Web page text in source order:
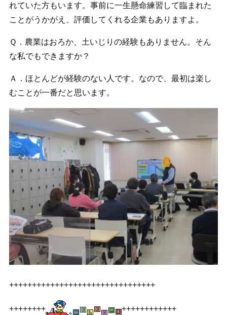
れていた方もいます。事前に一生懸命練習して臨まれた
ことがうかがえ、評価してくれる企業もありますよ。
Ｑ．農業はおろか、土いじりの経験もありません。そん
な私でもできますか？
Ａ．ほとんどが経験のない人です。なので、最初は楽し
むことが一番だと思います。
++++++++++++++++++++++++++++++++
++++++++ ++++++++++++